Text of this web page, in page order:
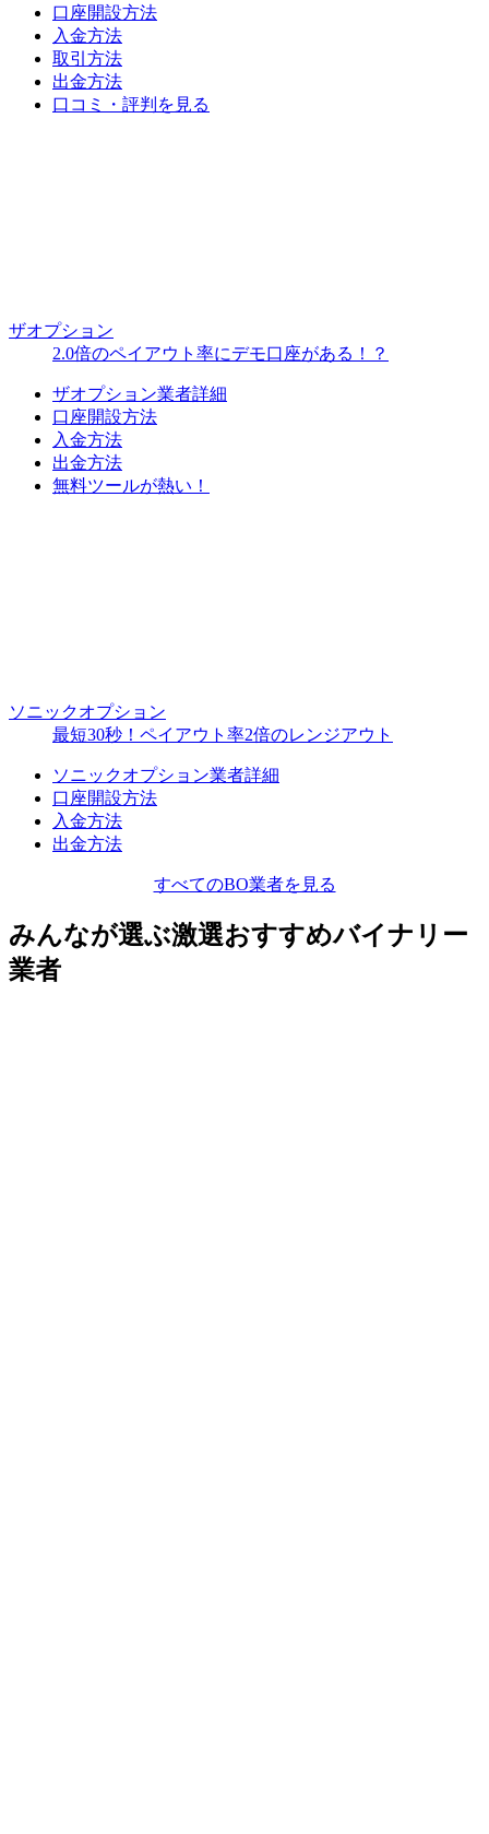
口座開設方法
入金方法
取引方法
出金方法
口コミ・評判を見る
ザオプション
2.0倍のペイアウト率にデモ口座がある！？
ザオプション業者詳細
口座開設方法
入金方法
出金方法
無料ツールが熱い！
ソニックオプション
最短30秒！ペイアウト率2倍のレンジアウト
ソニックオプション業者詳細
口座開設方法
入金方法
出金方法
すべてのBO業者を見る
みんなが選ぶ激選おすすめバイナリー
業者